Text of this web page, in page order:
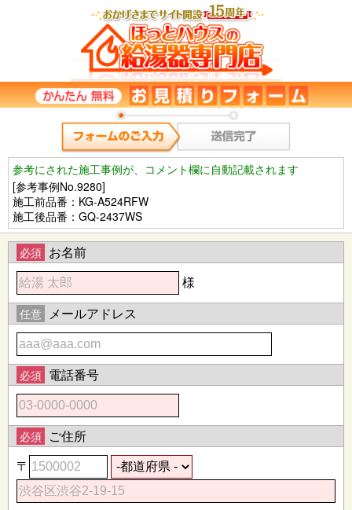
参考にされた施工事例が、コメント欄に自動記載されます
[参考事例No.9280]
施工前品番：KG-A524RFW
施工後品番：GQ-2437WS
必須 お名前
様
任意 メールアドレス
必須 電話番号
必須 ご住所
〒